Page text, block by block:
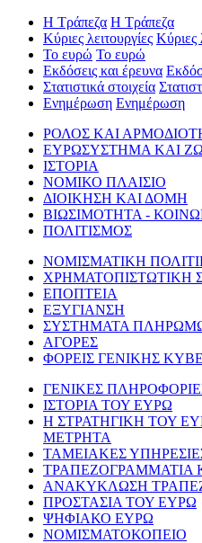
Η Τράπεζα Η Τράπεζα
Κύριες λειτουργίες Κύριες
Το ευρώ Το ευρώ
Εκδόσεις και έρευνα
Στατιστικά στοιχεία
Ενημέρωση Ενημέρωση
ΡΟΛΟΣ ΚΑΙ
ΕΥΡΩΣΥΣΤΗΜΑ ΚΑΙ
ΙΣΤΟΡΙΑ
ΝΟΜΙΚΟ ΠΛΑΙΣΙΟ
ΔΙΟΙΚΗΣΗ ΚΑΙ ΔΟΜΗ
ΒΙΩΣΙΜΟΤΗΤΑ -
ΠΟΛΙΤΙΣΜΟΣ
ΝΟΜΙΣΜΑΤΙΚΗ
ΧΡΗΜΑΤΟΠΙΣΤΩΤΙΚΗ
ΕΠΟΠΤΕΙΑ
ΕΞΥΓΙΑΝΣΗ
ΣΥΣΤΗΜΑΤΑ
ΑΓΟΡΕΣ
ΦΟΡΕΙΣ ΓΕΝΙΚΗΣ
ΓΕΝΙΚΕΣ
ΙΣΤΟΡΙΑ ΤΟΥ ΕΥΡΩ
Η ΣΤΡΑΤΗΓΙΚΗ ΤΟΥ
ΜΕΤΡΗΤΑ
ΤΑΜΕΙΑΚΕΣ
ΤΡΑΠΕΖΟΓΡΑΜΜΑΤΙΑ
ΑΝΑΚΥΚΛΩΣΗ
ΠΡΟΣΤΑΣΙΑ ΤΟΥ ΕΥΡΩ
ΨΗΦΙΑΚΟ ΕΥΡΩ
ΝΟΜΙΣΜΑΤΟΚΟΠΕΙΟ